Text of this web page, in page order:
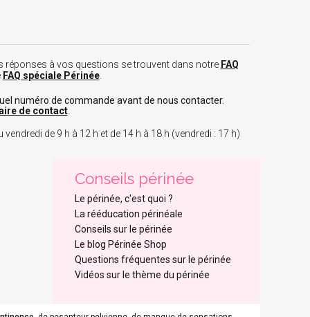
réponses à vos questions se trouvent dans notre FAQ
FAQ spéciale Périnée.
numéro de commande avant de nous contacter.
de contact.
de 9 h à 12 h et de 14 h à 18 h (vendredi : 17 h)
Conseils périnée
Le périnée, c'est quoi ?
La rééducation périnéale
Conseils sur le périnée
Le blog Périnée Shop
Questions fréquentes sur le périnée
Vidéos sur le thème du périnée